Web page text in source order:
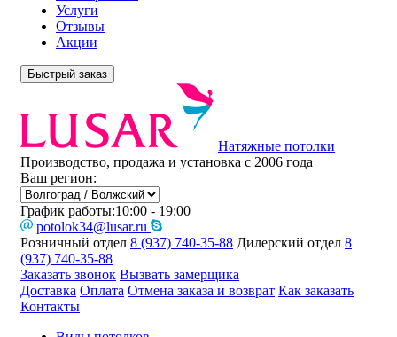
Услуги
Отзывы
Акции
Быстрый заказ
Натяжные потолки
Производство, продажа и установка с 2006 года
Ваш регион:
График работы:10:00 - 19:00
potolok34@lusar.ru
Розничный отдел 8 (937) 740-35-88 Дилерский отдел 8
(937) 740-35-88
Заказать звонок Вызвать замерщика
Доставка Оплата Отмена заказа и возврат Как заказать
Контакты